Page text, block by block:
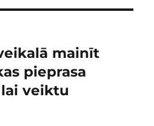
mainīt
pieprasa
veiktu